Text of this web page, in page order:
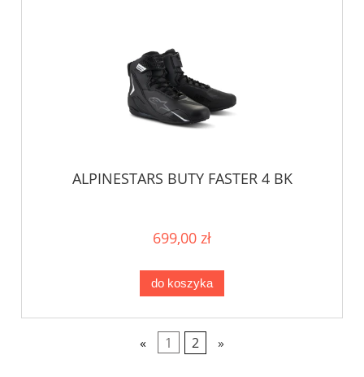
ALPINESTARS BUTY FASTER 4 BK
699,00 zł
do koszyka
« 1 2 »